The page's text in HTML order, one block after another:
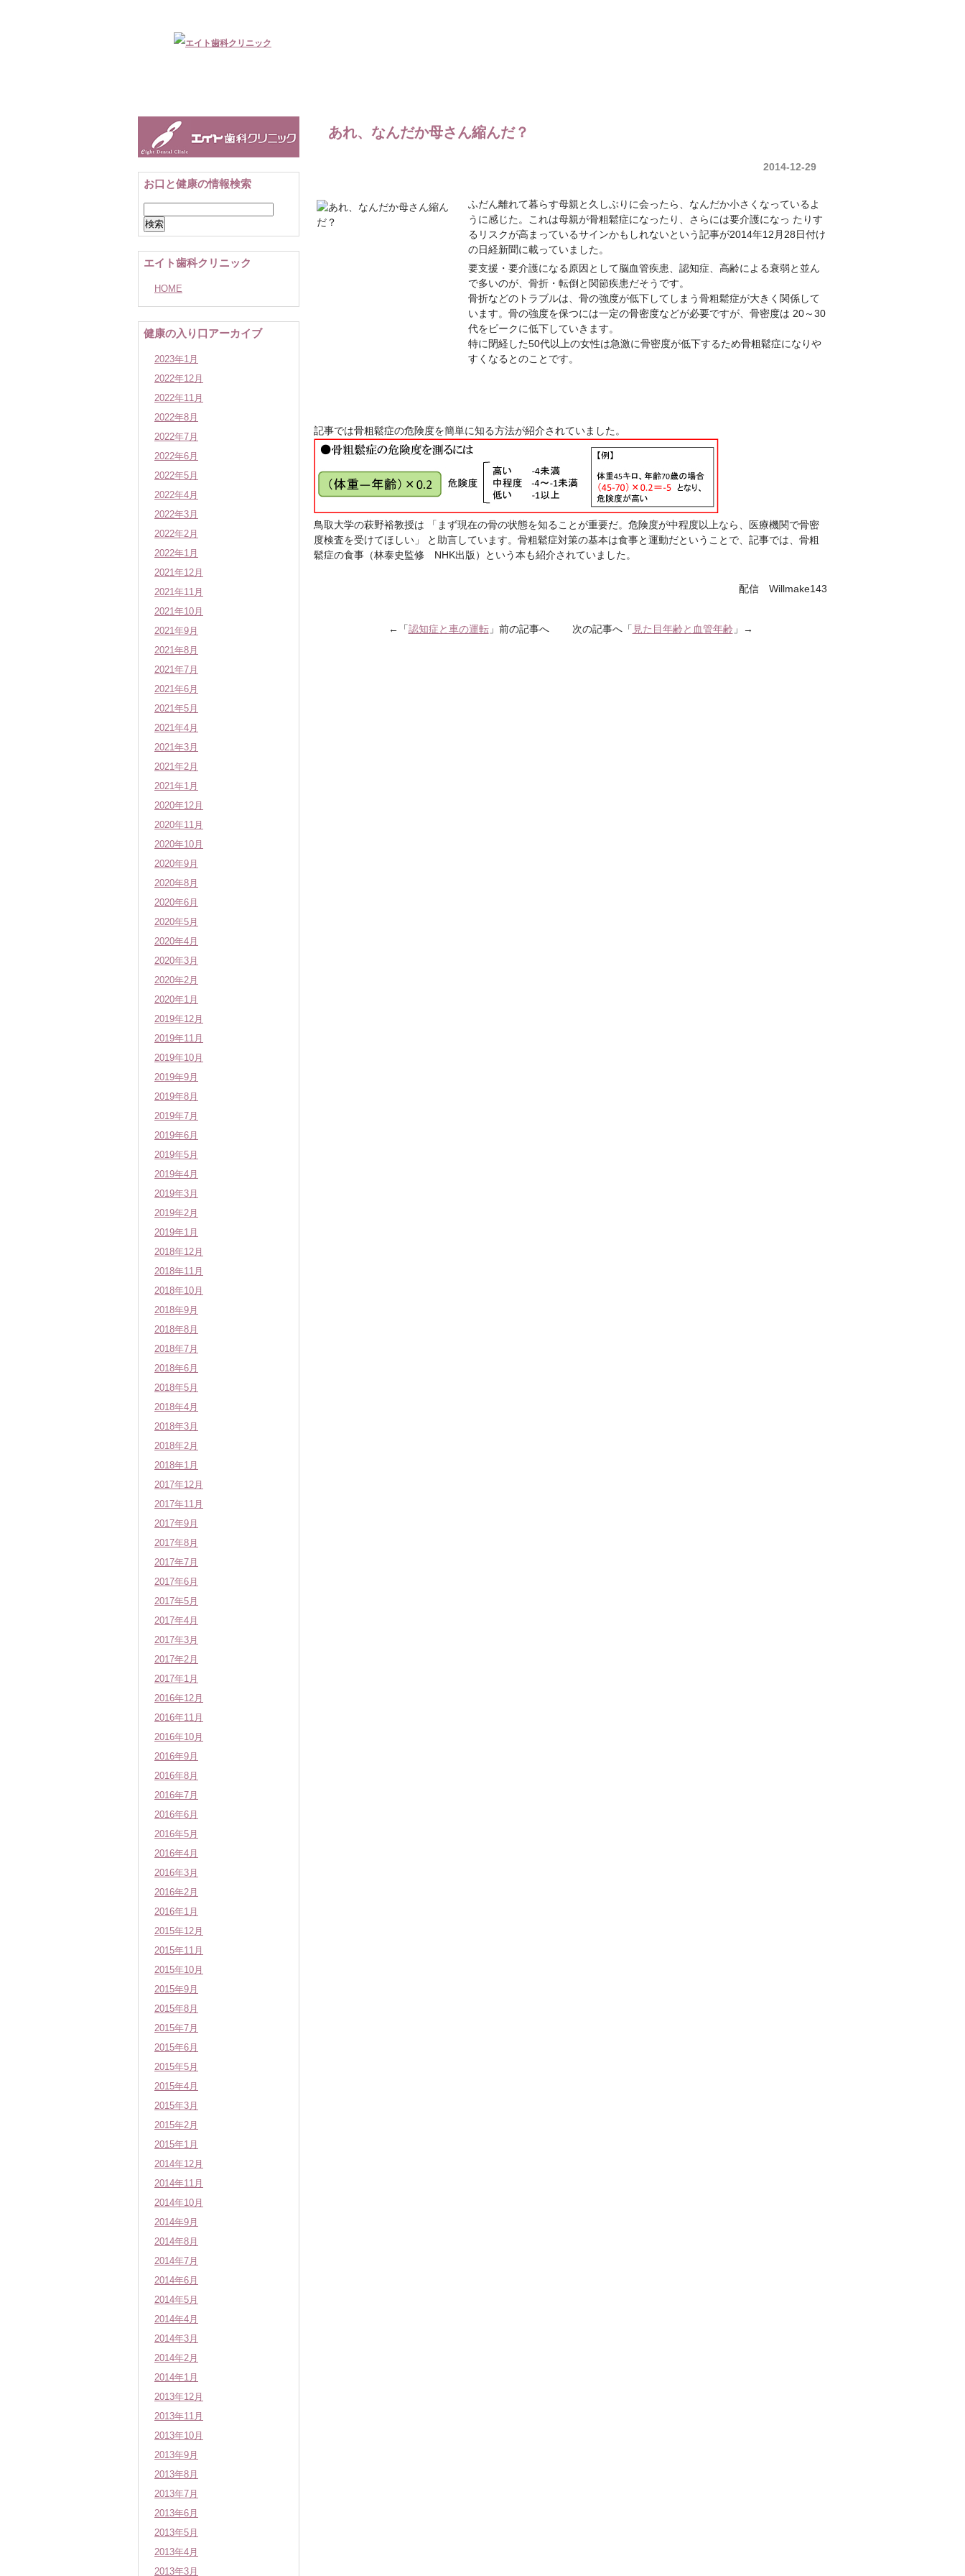
お口と健康の情報検索
索:
エイト歯科クリニック
HOME
健康の入り口アーカイブ
2023年1月
2022年12月
2022年11月
2022年8月
2022年7月
2022年6月
2022年5月
2022年4月
2022年3月
2022年2月
2022年1月
2021年12月
2021年11月
2021年10月
2021年9月
2021年8月
2021年7月
2021年6月
2021年5月
2021年4月
2021年3月
2021年2月
2021年1月
2020年12月
2020年11月
2020年10月
2020年9月
2020年8月
2020年6月
2020年5月
2020年4月
2020年3月
2020年2月
2020年1月
2019年12月
2019年11月
2019年10月
2019年9月
2019年8月
2019年7月
2019年6月
2019年5月
2019年4月
2019年3月
2019年2月
2019年1月
2018年12月
2018年11月
2018年10月
2018年9月
2018年8月
2018年7月
2018年6月
2018年5月
2018年4月
2018年3月
2018年2月
2018年1月
2017年12月
2017年11月
2017年9月
2017年8月
2017年7月
2017年6月
2017年5月
2017年4月
2017年3月
2017年2月
2017年1月
2016年12月
2016年11月
2016年10月
2016年9月
2016年8月
2016年7月
2016年6月
2016年5月
2016年4月
2016年3月
2016年2月
2016年1月
2015年12月
2015年11月
2015年10月
2015年9月
2015年8月
2015年7月
2015年6月
2015年5月
2015年4月
2015年3月
2015年2月
2015年1月
2014年12月
2014年11月
2014年10月
2014年9月
2014年8月
2014年7月
2014年6月
2014年5月
2014年4月
2014年3月
2014年2月
2014年1月
2013年12月
2013年11月
2013年10月
2013年9月
2013年8月
2013年7月
2013年6月
2013年5月
2013年4月
2013年3月
あれ、なんだか母さん縮んだ？
2014-12-29
ふだん離れて暮らす母親と久しぶりに会ったら、なんだか小さくなっているよ
うに感じた。これは母親が骨粗鬆症になったり、さらには要介護になっ たりす
るリスクが高まっているサインかもしれないという記事が2014年12月28日付け
の日経新聞に載っていました。
要支援・要介護になる原因として脳血管疾患、認知症、高齢による衰弱と並ん
で多いのが、骨折・転倒と関節疾患だそうです。
骨折などのトラブルは、骨の強度が低下してしまう骨粗鬆症が大きく関係して
います。骨の強度を保つには一定の骨密度などが必要ですが、骨密度は 20～30
代をピークに低下していきます。
特に閉経した50代以上の女性は急激に骨密度が低下するため骨粗鬆症になりや
すくなるとのことです。
記事では骨粗鬆症の危険度を簡単に知る方法が紹介されていました。
鳥取大学の萩野裕教授は 「まず現在の骨の状態を知ることが重要だ。危険度が中程度以上なら、医療機関で骨密
度検査を受けてほしい」 と助言しています。骨粗鬆症対策の基本は食事と運動だということで、記事では、骨粗
鬆症の食事（林泰史監修 NHK出版）という本も紹介されていました。
配信 Willmake143
←「認知症と車の運転」前の記事へ 次の記事へ「 見た目年齢と血管年齢 」→